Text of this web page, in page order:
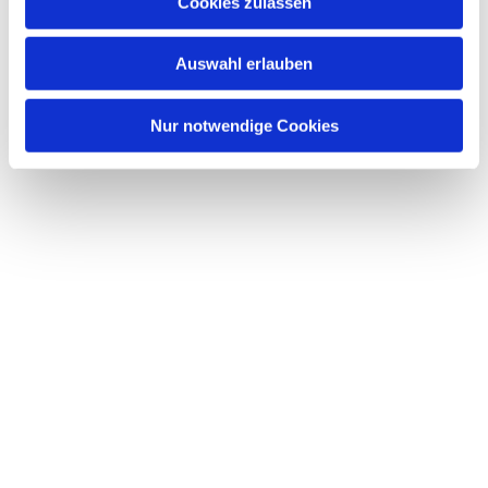
Auswahl erlauben
Nur notwendige Cookies
sodass sie sich in vielen verschiedenen Bereichen
ausleben, und ungekannte Stärken entdecken
pfadfinderschaft.de